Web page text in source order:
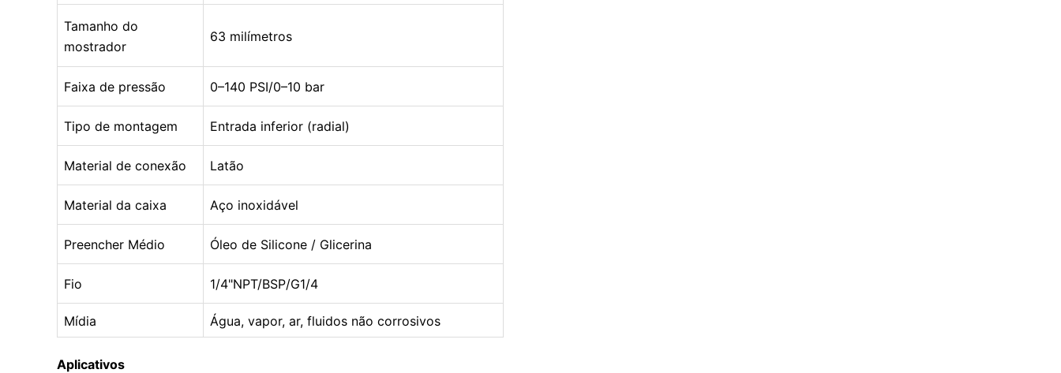
Tamanho do
mostrador
63 milímetros
Faixa de pressão 0–140 PSI/0–10 bar
Tipo de montagem Entrada inferior (radial)
Material de conexão Latão
Material da caixa Aço inoxidável
Preencher Médio Óleo de Silicone / Glicerina
Fio 1/4"NPT/BSP/G1/4
Mídia Água, vapor, ar, fluidos não corrosivos
Aplicativos